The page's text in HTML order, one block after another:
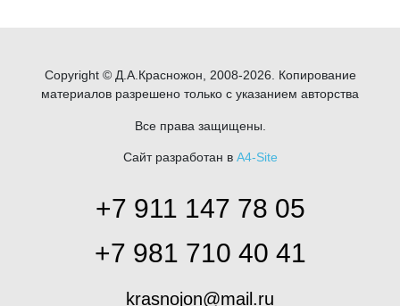
Copyright © Д.А.Красножон, 2008-2026. Копирование
материалов разрешено только с указанием авторства
Все права защищены.
Сайт разработан в A4-Site
+7 911 147 78 05
+7 981 710 40 41
krasnojon@mail.ru